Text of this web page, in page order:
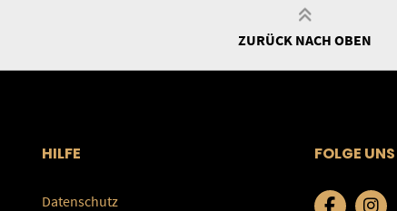
ZURÜCK NACH OBEN
HILFE
Datenschutz
FOLGE UNS